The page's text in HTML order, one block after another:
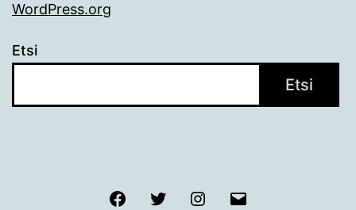
WordPress.org
Etsi
Etsi
FacebookTwitter Instagram